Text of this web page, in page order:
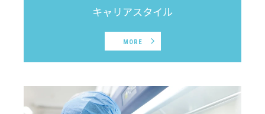
キャリアスタイル
MORE